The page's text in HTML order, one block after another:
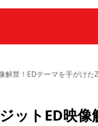
解禁！EDテーマを手がけ
ットED映